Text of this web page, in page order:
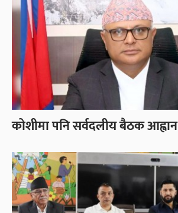
कोशीमा पनि सर्वदलीय बैठक आह्वान